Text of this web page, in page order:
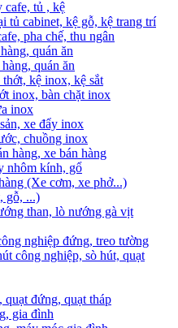
cafe, tủ , kệ
tủ cabinet, kệ gỗ, kệ trang trí
pha chế, thu ngân
quán ăn
quán ăn
kệ inox, kệ sắt
inox, bàn chặt inox
inox
xe đẩy inox
chuồng inox
hàng, xe bán hàng
nhôm kính, gổ
(Xe cơm, xe phở...)
gỗ, ...)
than, lò nướng gà vịt
nghiệp đứng, treo tường
công nghiệp, sò hút, quạt
quạt đứng, quạt tháp
gia đình